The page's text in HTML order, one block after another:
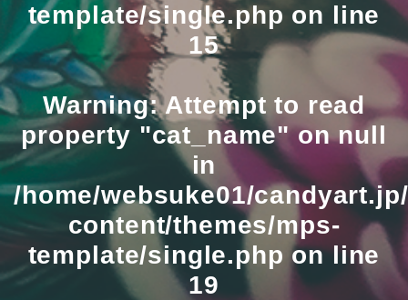
template/single.php on line
15
Warning: Attempt to read
property "cat_name" on null
in
/home/websuke01/
content/themes/mps-
template/single.php on line
19